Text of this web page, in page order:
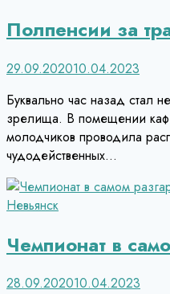
Полпенсии за
29.09.202010.04.2023
Буквально час назад стал
зрелища. В помещении
молодчиков проводила
чудодейственных…
Невьянск
Чемпионат в
28.09.202010.04.2023